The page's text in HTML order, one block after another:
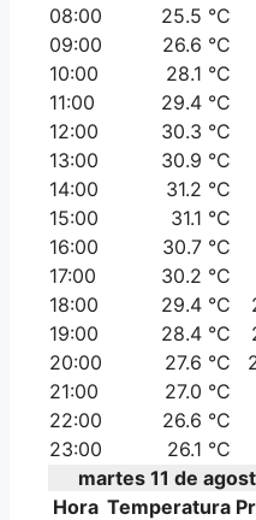
08:00
25.5 °C
09:00
26.6 °C
10:00
28.1 °C
11:00
29.4 °C
12:00
30.3 °C
13:00
30.9 °C
14:00
31.2 °C
15:00
31.1 °C
16:00
30.7 °C
17:00
30.2 °C
18:00
29.4 °C
19:00
28.4 °C
20:00
27.6 °C
21:00
27.0 °C
22:00
26.6 °C
23:00
26.1 °C
martes 11 de
Hora Temperatura